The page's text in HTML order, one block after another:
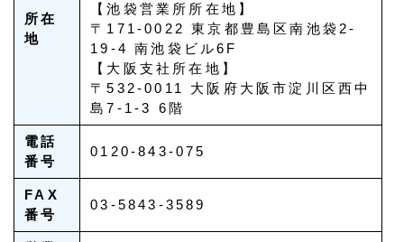
所在
地
【池袋営業所所在地】
〒171-0022 東京都豊島区南池袋2-
19-4 南池袋ビル6F
【大阪支社所在地】
〒532-0011 大阪府大阪市淀川区西中
島7-1-3 6階
電話
番号
0120-843-075
FAX
番号
03-5843-3589